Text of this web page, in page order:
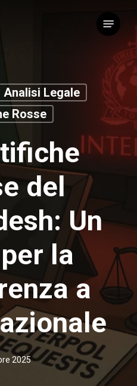
Analisi Legale
Rosse
del
Un
la
a
2025